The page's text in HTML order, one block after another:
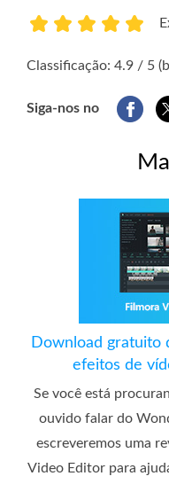
Classificação: 4.9 / 5
Siga-nos no
Download gratuito
efeitos de
Se você está
ouvido falar do
escreveremos uma
Video Editor para